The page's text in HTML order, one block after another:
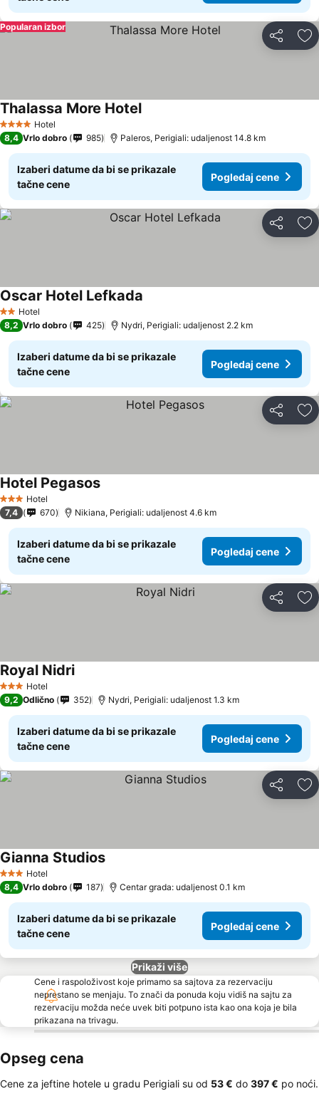
Deli
Popularan izbor
4 ZvezdiceHotel
Thalassa More Hotel
8,4 Vrlo dobro 985 Paleros, Perigiali: udaljenost 14.8 km
Izaberi datume da bi se prikazale
tačne cene
Pogledaj cene
Deli
2 Zvezdice
Hotel
Oscar Hotel Lefkada
8,2 Vrlo dobro 425 Nydri, Perigiali: udaljenost 2.2 km
Izaberi datume da bi se prikazale
tačne cene
Pogledaj cene
Deli
3 Zvezdice
Hotel
Hotel Pegasos
7,4 670 Nikiana, Perigiali: udaljenost 4.6 km
Izaberi datume da bi se prikazale
tačne cene
Pogledaj cene
Deli
3 Zvezdice
Hotel
Royal Nidri
9,2 Odlično 352 Nydri, Perigiali: udaljenost 1.3 km
Izaberi datume da bi se prikazale
tačne cene
Pogledaj cene
Deli
3 Zvezdice
Hotel
Gianna Studios
8,4 Vrlo dobro 187 Centar grada: udaljenost 0.1 km
Izaberi datume da bi se prikazale
tačne cene
Pogledaj cene
Prikaži više
Cene i raspoloživost koje primamo sa sajtova za rezervaciju
neprestano se menjaju. To znači da ponuda koju vidiš na sajtu za
rezervaciju možda neće uvek biti potpuno ista kao ona koja je bila
prikazana na trivagu.
Opseg cena
Cene za jeftine hotele u gradu Perigiali su od ‎53 € do ‎397 € po noći.